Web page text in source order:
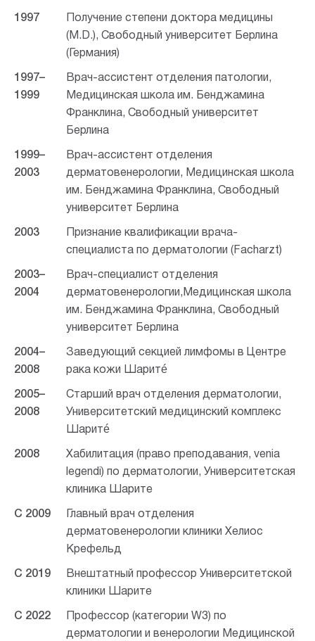
1997
Получение степени доктора медицины
(M.D.), Свободный университет Берлина
(Германия)
1997–
1999
Врач-ассистент отделения патологии,
Медицинская школа им. Бенджамина
Франклина, Свободный университет
Берлина
1999–
2003
Врач-ассистент отделения
дерматовенерологии, Медицинская школа
им. Бенджамина Франклина, Свободный
университет Берлина
2003
Признание квалификации врача-
специалиста по дерматологии (Facharzt)
2003–
2004
Врач-специалист отделения
дерматовенерологии,Медицинская школа
им. Бенджамина Франклина, Свободный
университет Берлина
2004–
2008
Заведующий секцией лимфомы в Центре
рака кожи Шаритé
2005–
2008
Старший врач отделения дерматологии,
Университетский медицинский комплекс
Шаритé
2008 Хабилитация (право преподавания, venia
legendi ) по дерматологии, Университетская
клиника Шарите
C 2009
Главный врач отделения
дерматовенерологии клиники Хелиос
Крефельд
С 2019
Внештатный профессор Университетской
клиники Шарите
С 2022
Профессор (категории W3) по
дерматологии и венерологии Медицинской